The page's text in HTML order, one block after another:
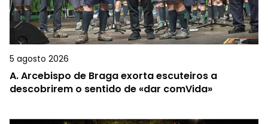
5 agosto 2026
A.Arcebispo de Braga exorta escuteiros a
descobrirem o sentido de «dar comVida»